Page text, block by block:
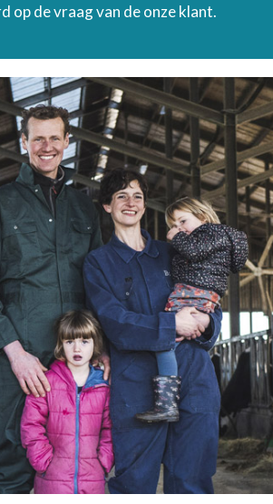
op de vraag van de onze klant.